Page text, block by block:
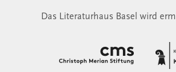
Das Literaturhaus Basel wird